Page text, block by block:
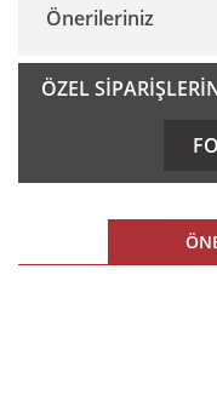
Önerileriniz
Bu ürünün fiyat
konularda yetersiz
kullanarak
Ürün resmi
Ürün
ÖZEL